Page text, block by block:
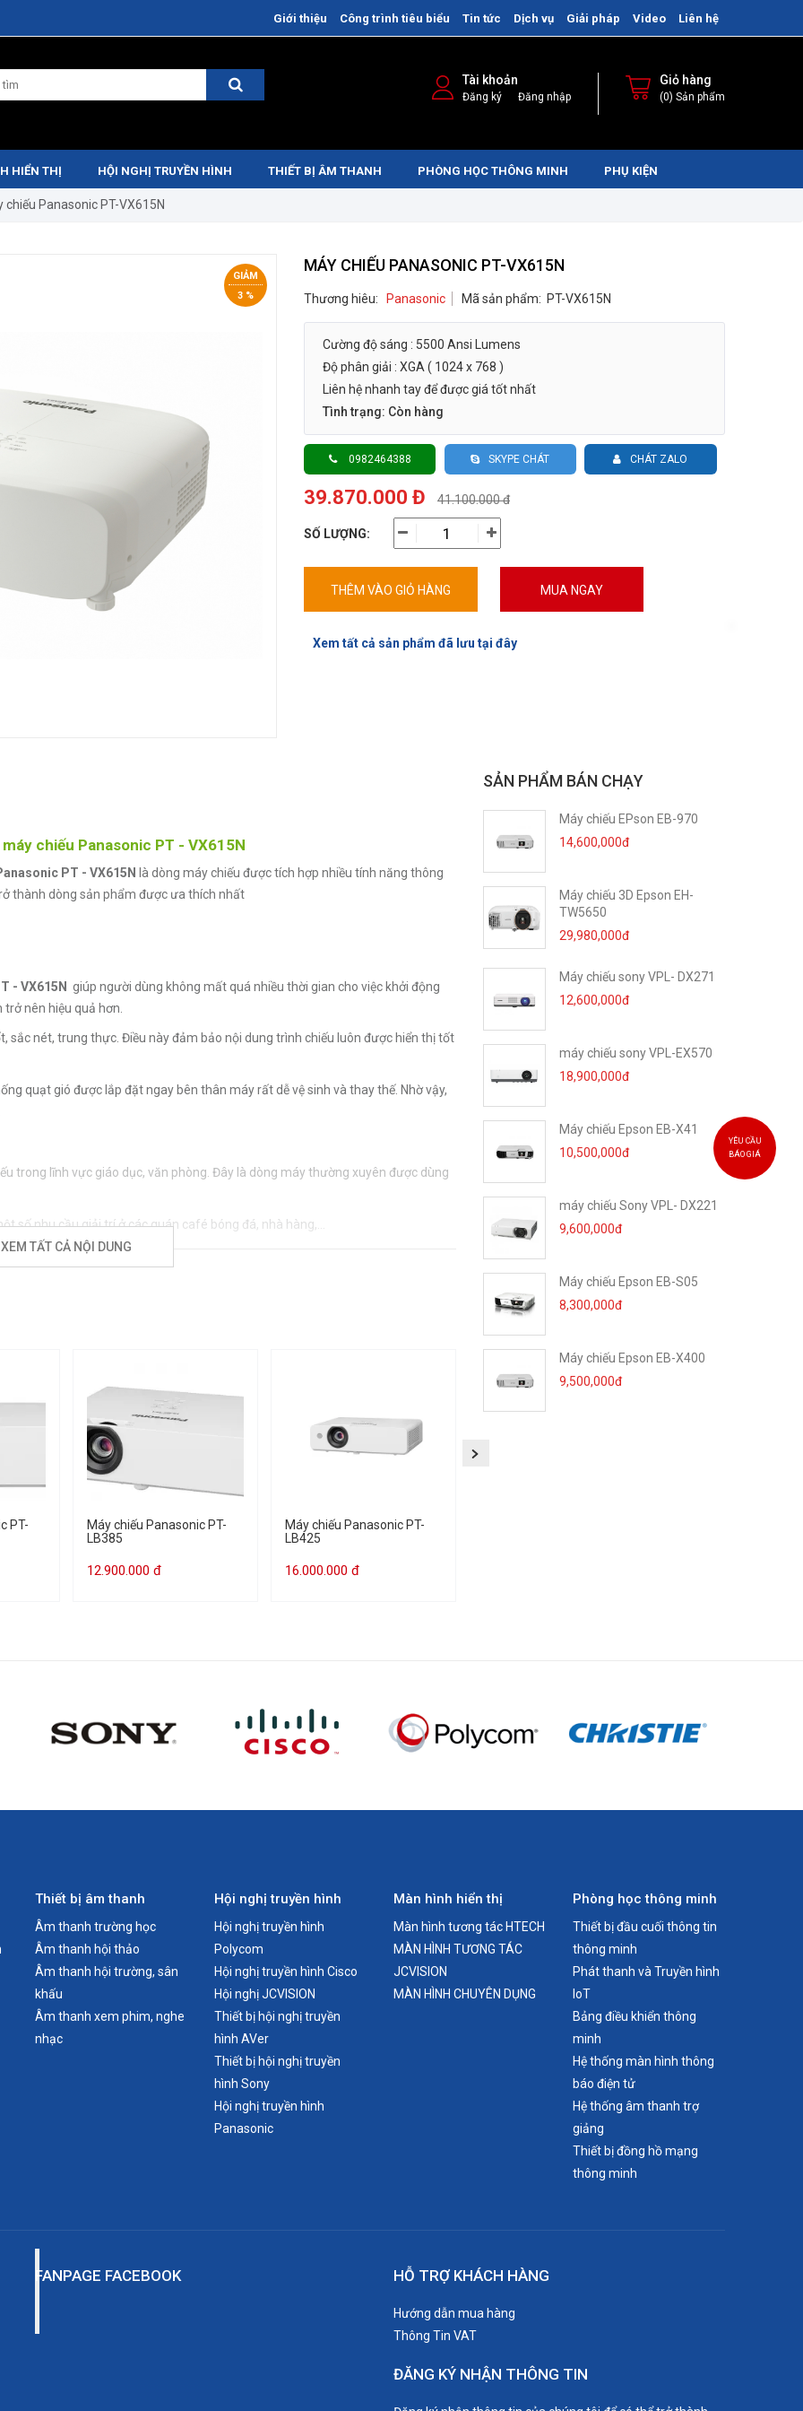
Giới thiệu Công trình tiêu biểu Tin tức Dịch vụ Giải pháp Video Liên hệ
Tài khoản
Đăng ký Đăng nhập
Giỏ hàng
(0) Sản phẩm
HIỂN THỊ HỘI NGHỊ TRUYỀN HÌNH THIẾT BỊ ÂM THANH PHÒNG HỌC THÔNG MINH PHỤ KIỆN
chiếu Panasonic PT-VX615N
GIẢM
3 %
MÁY CHIẾU PANASONIC PT-VX615N
Thương hiêu: Panasonic Mã sản phẩm: PT-VX615N
Cường độ sáng : 5500 Ansi Lumens
Độ phân giải : XGA ( 1024 x 768 )
Liên hệ nhanh tay để được giá tốt nhất
Tình trạng: Còn hàng
0982464388 CHÁT ZALO
SKYPE CHÁT
39.870.000 Đ 41.100.000 đ
SỐ LƯỢNG:
THÊM VÀO GIỎ HÀNG MUA NGAY
Xem tất cả sản phẩm đã lưu tại đây
chiếu Panasonic PT - VX615N
PT - VX615N
là dòng máy chiếu được tích hợp nhiều tính năng thông
thành dòng sản phẩm được ưa thích nhất
- VX615N giúp người dùng không mất quá nhiều thời gian cho việc khởi động
nên hiệu quả hơn.
sắc nét, trung thực. Điều này đảm bảo nội dung trình chiếu luôn được hiển thị tốt
quạt gió được lắp đặt ngay bên thân máy rất dễ vệ sinh và thay thế. Nhờ vậy,
trong lĩnh vực giáo dục, văn phòng. Đây là dòng máy thường xuyên được dùng
số nhu cầu giải trí ở các quán café bóng đá, nhà hàng,…
không cần sử dụng tới các thiết bị loa ngoài, mà vẫn đảm bảo bài thuyết trình
1024x768 (XGA)
270W UHM - tuổi thọ tối đa 7.000 giờ
HDMI IN, COMPUTER 1 IN, COMPUTER 2 IN / MONITOR OUT, VIDEO IN, AUDIO IN,
AUDIO OUT, SERIAL IN, LAN
XEM TẤT CẢ NỘI DUNG
PT-
Máy chiếu Panasonic PT-
LB385
12.900.000 đ
Máy chiếu Panasonic PT-
LB425
16.000.000 đ
SẢN PHẨM BÁN CHẠY
Máy chiếu EPson EB-970
14,600,000đ
Máy chiếu 3D Epson EH-
TW5650
29,980,000đ
Máy chiếu sony VPL- DX271
12,600,000đ
máy chiếu sony VPL-EX570
18,900,000đ
Máy chiếu Epson EB-X41
10,500,000đ
máy chiếu Sony VPL- DX221
9,600,000đ
Máy chiếu Epson EB-S05
8,300,000đ
Máy chiếu Epson EB-X400
9,500,000đ
Thiết bị âm thanh
Âm thanh trường học
Âm thanh hội thảo
Âm thanh hội trường, sân
khấu
Âm thanh xem phim, nghe
nhạc
Hội nghị truyền hình
Hội nghị truyền hình
Polycom
Hội nghị truyền hình Cisco
Hội nghị JCVISION
Thiết bị hội nghị truyền
hình AVer
Thiết bị hội nghị truyền
hình Sony
Hội nghị truyền hình
Panasonic
Màn hình hiển thị
Màn hình tương tác HTECH
MÀN HÌNH TƯƠNG TÁC
JCVISION
MÀN HÌNH CHUYÊN DỤNG
Phòng học thông minh
Thiết bị đầu cuối thông tin
thông minh
Phát thanh và Truyền hình
IoT
Bảng điều khiển thông
minh
Hệ thống màn hình thông
báo điện tử
Hệ thống âm thanh trợ
giảng
Thiết bị đồng hồ mạng
thông minh
FANPAGE FACEBOOK HỖ TRỢ KHÁCH HÀNG
Hướng dẫn mua hàng
Thông Tin VAT
ĐĂNG KÝ NHẬN THÔNG TIN
YÊU CẦU
BÁO GIÁ